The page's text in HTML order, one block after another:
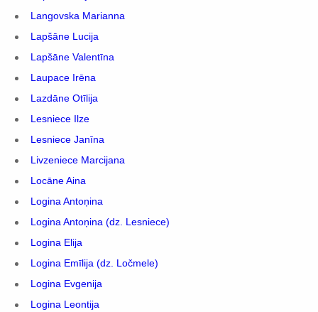
Langovska Marianna
Lapšāne Lucija
Lapšāne Valentīna
Laupace Irēna
Lazdāne Otīlija
Lesniece Ilze
Lesniece Janīna
Livzeniece Marcijana
Locāne Aina
Logina Antoņina
Logina Antoņina (dz. Lesniece)
Logina Elija
Logina Emīlija (dz. Ločmele)
Logina Evgenija
Logina Leontija